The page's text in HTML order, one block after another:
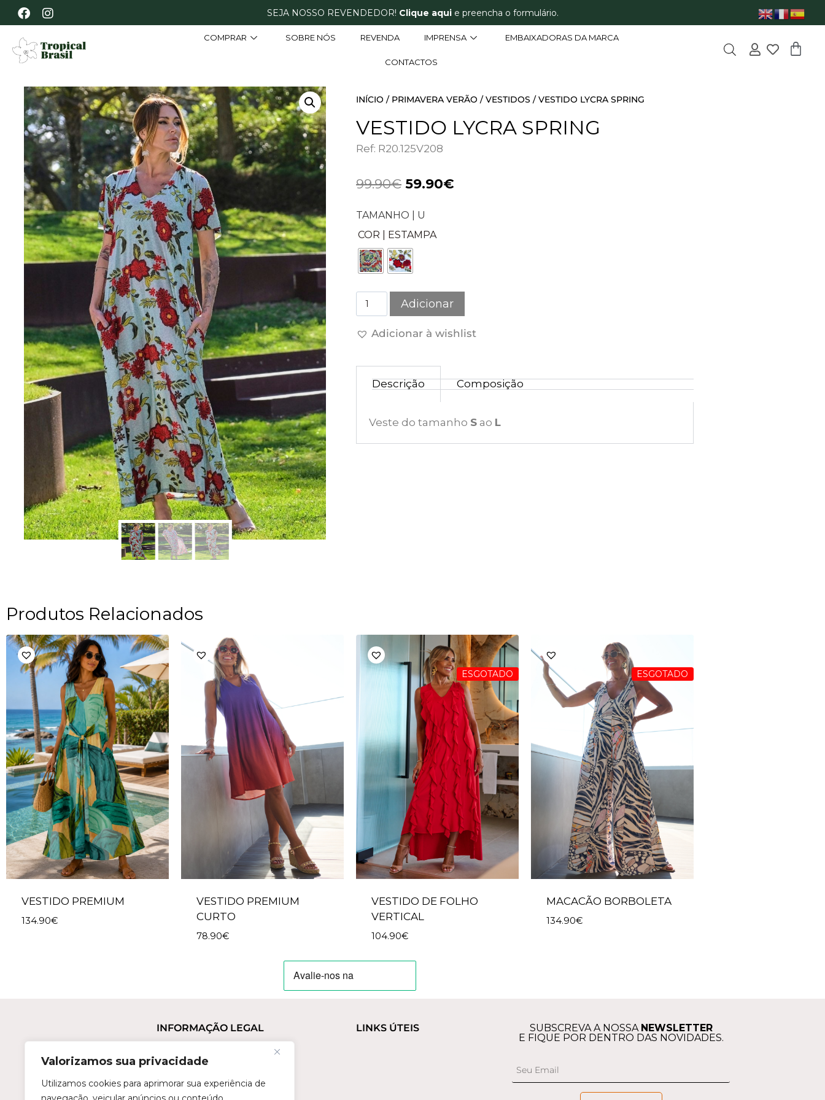
Valorizamos sua privacidade
Utilizamos cookies para aprimorar sua experiência de
SEJA NOSSO REVENDEDOR! Clique aquie preencha o formulário.
COMPRAR SOBRE NÓS REVENDA IMPRENSA EMBAIXADORAS DA MARCA
CONTACTOS
INÍCIO / PRIMAVERA VERÃO /VESTIDOS / VESTIDO LYCRA SPRING
VESTIDO LYCRA SPRING
Ref: R20.125V208
99.90€ 59.90€
TAMANHO | U
COR | ESTAMPA
Adicionar
Adicionar à wishlist
Descrição Composição
Veste do tamanho S ao L
Produtos Relacionados
VESTIDO PREMIUM
134.90€
VESTIDO PREMIUM
CURTO
78.90€
ESGOTADO
VESTIDO DE FOLHO
VERTICAL
104.90€
ESGOTADO
MACACÃO BORBOLETA
134.90€
INFORMAÇÃO LEGAL
Política de Privacidade
Trocas e Devoluções
LINKS ÚTEIS SUBSCREVA A NOSSA NEWSLETTER
E FIQUE POR DENTRO DAS NOVIDADES.